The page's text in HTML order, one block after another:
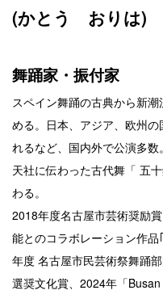
(かとう おりは)
舞踊家・振付家
スペイン舞踊の古典から新
める。日本、アジア、欧州
れるなど、国内外で公演多
天社に伝わった古代舞「 五
わる。
2018年度名古屋市芸術奨励
能とのコラボレーション作
年度 名古屋市民芸術祭舞踊
選奨文化賞、2024年「